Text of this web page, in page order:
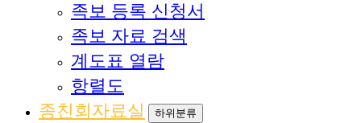
족보 등록 신청서
족보 자료 검색
계도표 열람
항렬도
종친회자료실
하위분류